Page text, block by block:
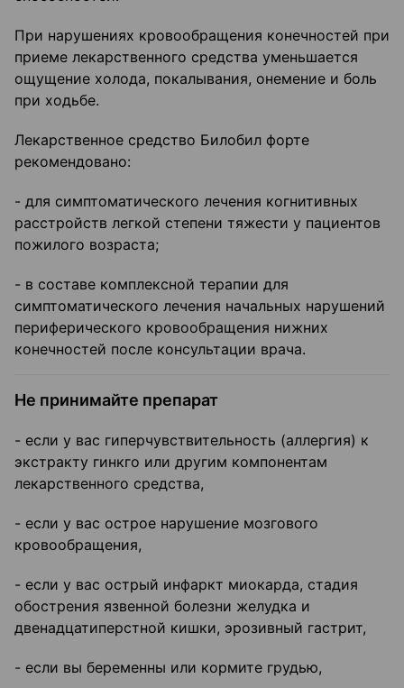
При нарушениях кровообращения конечностей при
приеме лекарственного средства уменьшается
ощущение холода, покалывания, онемение и боль
при ходьбе.
Лекарственное средство Билобил форте
рекомендовано:
- для симптоматического лечения когнитивных
расстройств легкой степени тяжести у пациентов
пожилого возраста;
- в составе комплексной терапии для
симптоматического лечения начальных нарушений
периферического кровообращения нижних
конечностей после консультации врача.
Не принимайте препарат
- если у вас гиперчувствительность (аллергия) к
экстракту гинкго или другим компонентам
лекарственного средства,
- если у вас острое нарушение мозгового
кровообращения,
- если у вас острый инфаркт миокарда, стадия
обострения язвенной болезни желудка и
двенадцатиперстной кишки, эрозивный гастрит,
- если вы беременны или кормите грудью,